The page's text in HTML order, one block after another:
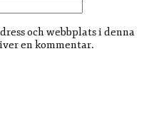
och webbplats i denna
en kommentar.